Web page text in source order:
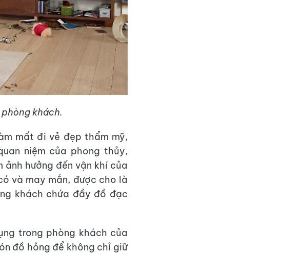
khách.
mất đi vẻ đẹp thẩm mỹ,
niệm của phong thủy,
hưởng đến vận khí của
và may mắn, được cho là
khách chứa đầy đồ đạc
trong phòng khách của
đồ hỏng để không chỉ giữ